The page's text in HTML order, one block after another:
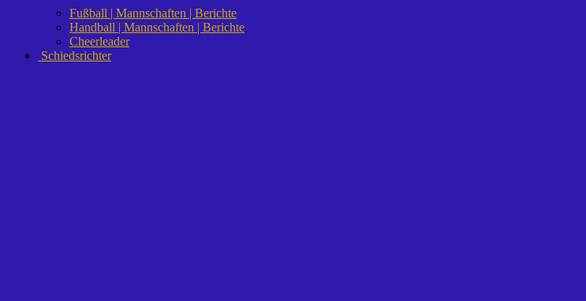
Fußball | Mannschaften | Berichte
Handball | Mannschaften | Berichte
Cheerleader
Schiedsrichter